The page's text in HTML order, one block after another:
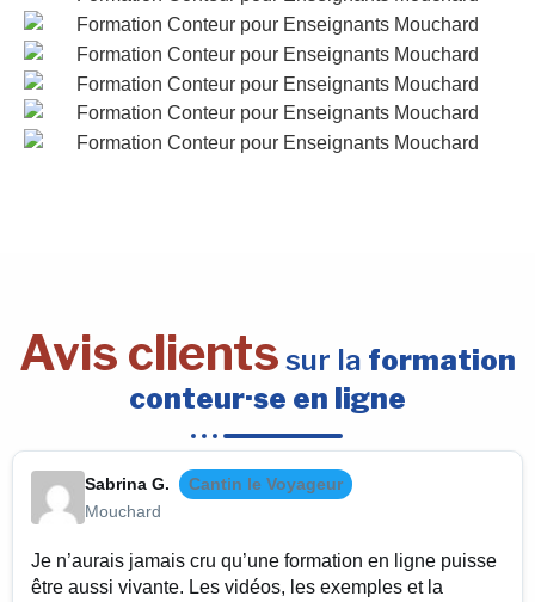
Avis clients sur la formation
conteur·se en ligne
Sabrina G.
Cantin le Voyageur
Mouchard
Je n’aurais jamais cru qu’une formation en ligne puisse
être aussi vivante. Les vidéos, les exemples et la